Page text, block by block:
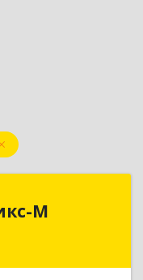
М
Оникс-М
р-н,